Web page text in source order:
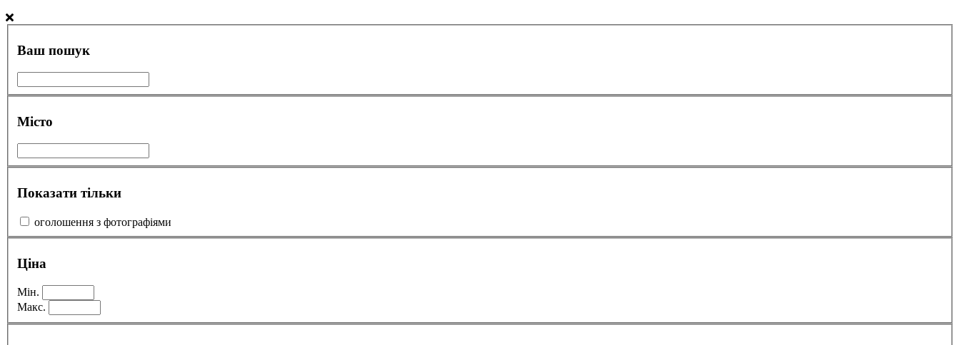
Ваш пошук
Місто
Показати тільки
оголошення з фотографіями
Ціна
Мін.
Макс.